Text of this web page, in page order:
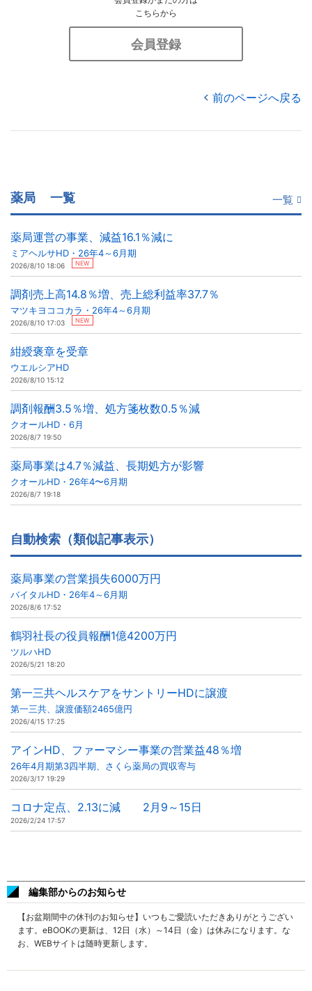
こちらから
会員登録
前のページへ戻る
薬局 一覧 一覧
薬局運営の事業、減益16.1％減に
ミアヘルサHD・26年4～6月期
2026/8/10 18:06 NEW
調剤売上高14.8％増、売上総利益率37.7％
マツキヨココカラ・26年4～6月期
2026/8/10 17:03 NEW
紺綬褒章を受章
ウエルシアHD
2026/8/10 15:12
調剤報酬3.5％増、処方箋枚数0.5％減
クオールHD・6月
2026/8/7 19:50
薬局事業は4.7％減益、長期処方が影響
クオールHD・26年4〜6月期
2026/8/7 19:18
自動検索（類似記事表示）
薬局事業の営業損失6000万円
バイタルHD・26年4～6月期
2026/8/6 17:52
鶴羽社長の役員報酬1億4200万円
ツルハHD
2026/5/21 18:20
第一三共ヘルスケアをサントリーHDに譲渡
第一三共、譲渡価額2465億円
2026/4/15 17:25
アインHD、ファーマシー事業の営業益48％増
26年4月期第3四半期、さくら薬局の買収寄与
2026/3/17 19:29
コロナ定点、2.13に減 2月9～15日
2026/2/24 17:57
編集部からのお知らせ
【お盆期間中の休刊のお知らせ】いつもご愛読いただきありがとうござい
ます。eBOOKの更新は、12日（水）～14日（金）は休みになります。な
お、WEBサイトは随時更新します。